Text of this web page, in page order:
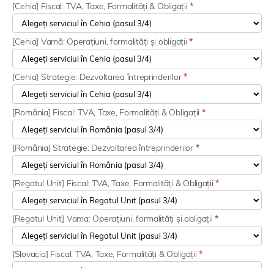
[Cehia] Fiscal: TVA, Taxe, Formalități & Obligații*
[Cehia] Vamă: Operațiuni, formalități și obligații*
[Cehia] Strategie: Dezvoltarea întreprinderilor*
[România] Fiscal: TVA, Taxe, Formalități & Obligații *
[România] Strategie: Dezvoltarea întreprinderilor *
[Regatul Unit] Fiscal: TVA, Taxe, Formalități & Obligații*
[Regatul Unit] Vama: Operațiuni, formalități și obligații*
[Slovacia] Fiscal: TVA, Taxe, Formalități & Obligații*